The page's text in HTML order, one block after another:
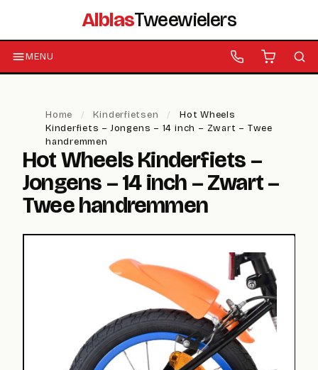
AlblasTweewielers
MENU
Home / Kinderfietsen /
Hot Wheels
Kinderfiets – Jongens – 14 inch – Zwart – Twee
handremmen
Hot Wheels Kinderfiets –
Jongens – 14 inch – Zwart –
Twee handremmen